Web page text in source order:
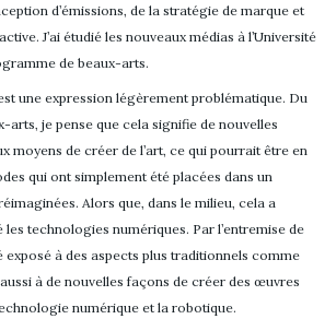
d’émissions, de la stratégie de marque et
J’ai étudié les nouveaux médias à l’Université
de beaux-arts.
une expression légèrement problématique. Du
arts, je pense que cela signifie de nouvelles
moyens de créer de l’art, ce qui pourrait être en
qui ont simplement été placées dans un
Alors que, dans le milieu, cela a
technologies numériques. Par l’entremise de
exposé à des aspects plus traditionnels comme
aussi à de nouvelles façons de créer des œuvres
numérique et la robotique.